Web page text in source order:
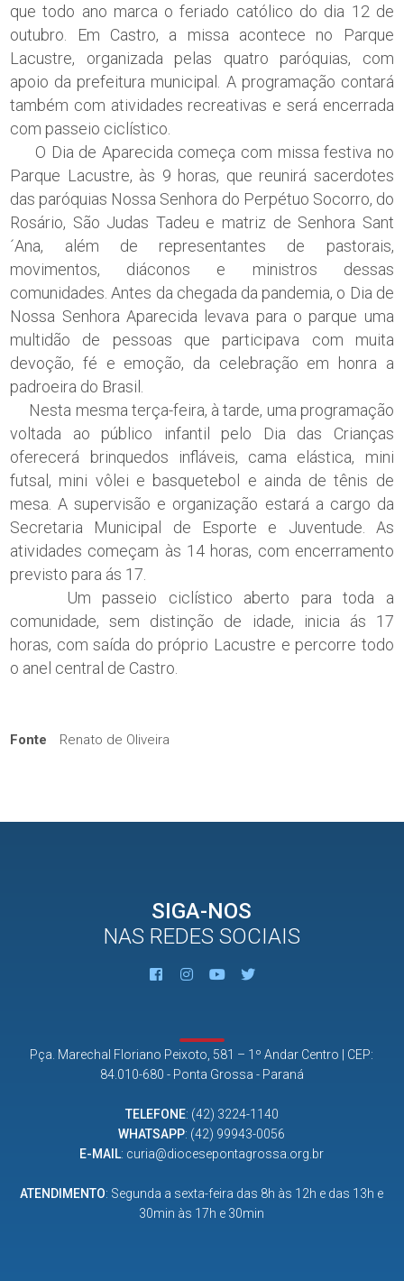
que todo ano marca o feriado católico do dia 12 de
outubro. Em Castro, a missa acontece no Parque
Lacustre, organizada pelas quatro paróquias, com
apoio da prefeitura municipal. A programação contará
também com atividades recreativas e será encerrada
com passeio ciclístico.
O Dia de Aparecida começa com missa festiva no
Parque Lacustre, às 9 horas, que reunirá sacerdotes
das paróquias Nossa Senhora do Perpétuo Socorro, do
Rosário, São Judas Tadeu e matriz de Senhora Sant
´Ana, além de representantes de pastorais,
movimentos, diáconos e ministros dessas
comunidades. Antes da chegada da pandemia, o Dia de
Nossa Senhora Aparecida levava para o parque uma
multidão de pessoas que participava com muita
devoção, fé e emoção, da celebração em honra a
padroeira do Brasil.
Nesta mesma terça-feira, à tarde, uma programação
voltada ao público infantil pelo Dia das Crianças
oferecerá brinquedos infláveis, cama elástica, mini
futsal, mini vôlei e basquetebol e ainda de tênis de
mesa. A supervisão e organização estará a cargo da
Secretaria Municipal de Esporte e Juventude. As
atividades começam às 14 horas, com encerramento
previsto para ás 17.
Um passeio ciclístico aberto para toda a
comunidade, sem distinção de idade, inicia ás 17
horas, com saída do próprio Lacustre e percorre todo
o anel central de Castro.
Fonte Renato de Oliveira
SIGA-NOS
NAS REDES SOCIAIS
Pça. Marechal Floriano Peixoto, 581 – 1º Andar Centro | CEP:
84.010-680 - Ponta Grossa - Paraná
TELEFONE: (42) 3224-1140
WHATSAPP: (42) 99943-0056
E-MAIL: curia@diocesepontagrossa.org.br
ATENDIMENTO: Segunda a sexta-feira das 8h às 12h e das 13h e
30min às 17h e 30min